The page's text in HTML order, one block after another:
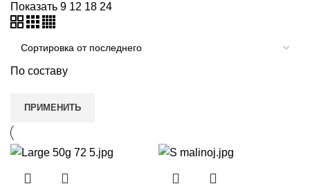
Показать 9 12 18 24
По составу
ПРИМЕНИТЬ